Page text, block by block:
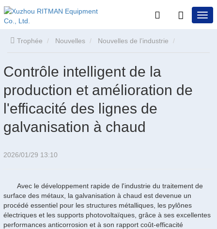
Trophée Nouvelles Nouvelles de l’industrie
l'efficacité des lignes de galvanisation à chaud
Contrôle intelligent de la
production et amélioration de
l'efficacité des lignes de
galvanisation à chaud
2026/01/29 13:10
Avec le développement rapide de l'industrie du traitement de
surface des métaux, la galvanisation à chaud est devenue un
procédé essentiel pour les structures métalliques, les pylônes
électriques et les supports photovoltaïques, grâce à ses excellentes
performances anticorrosion et à son rapport coût-efficacité